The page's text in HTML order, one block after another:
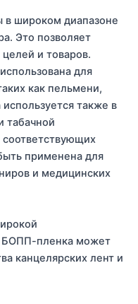
широком диапазоне
Это позволяет
и товаров.
для
как пельмени,
также в
табачной
применена для
и медицинских
БОПП-пленка может
канцелярских лент и